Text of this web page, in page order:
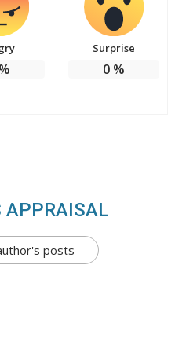
%
Surprise
0%
APPRAISAL
posts